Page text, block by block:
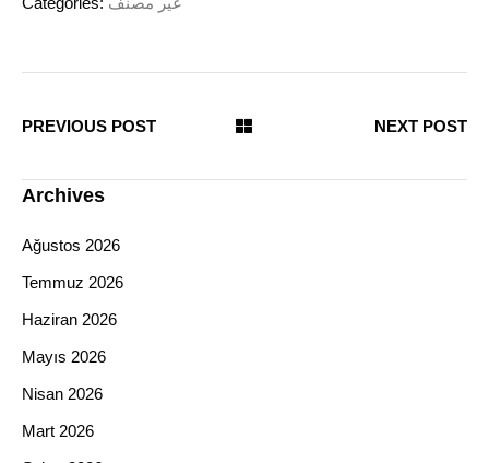
PREVIOUS POST NEXT POST
Archives
Ağustos 2026
Temmuz 2026
Haziran 2026
Mayıs 2026
Nisan 2026
Mart 2026